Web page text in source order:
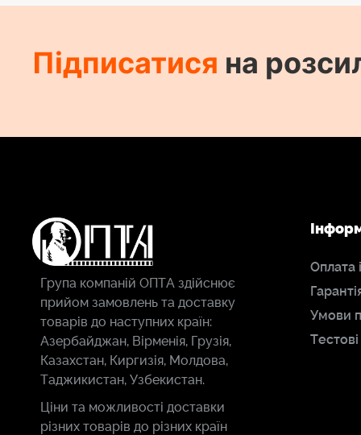
Підписатися на
Група компаній ОПТА здійснює
прийом замовлень та доставку
товарів до наступних країн:
Азербайджан, Вірменія, Грузія,
Казахстан, Киргизія, Молдова,
Таджикистан, Узбекистан.
Ціни та можливості доставки
різних товарів до різних країн
Оплата
Умови